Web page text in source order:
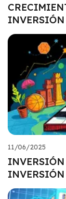
INVERSIÓN
11/06/2025